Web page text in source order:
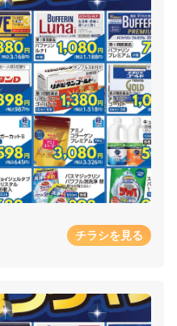
チラシを見る